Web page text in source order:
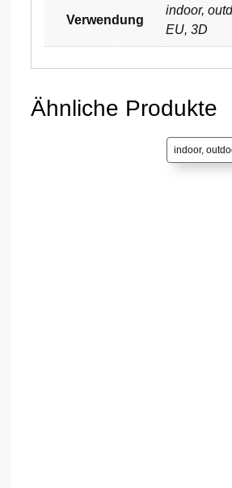
Verwendung
indoor,
EU, 3D
Ähnliche Produkte
indoor,